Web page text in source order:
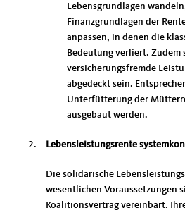
Lebensgrundlagen
Finanzgrundlagen der
anpassen, in denen die
Bedeutung verliert. Zudem
versicherungsfremde
abgedeckt sein.
Unterfütterung der
ausgebaut werden.
Lebensleistungsrente
Die solidarische
wesentlichen Voraussetzungen
Koalitionsvertrag vereinbart.